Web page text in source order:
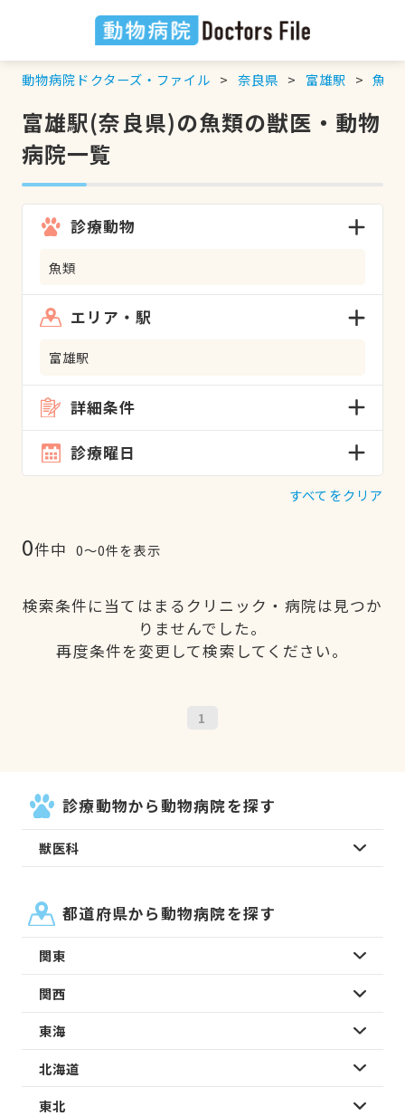
動物病院ドクターズ・ファイル 奈良県 富雄駅 魚類
富雄駅(奈良県)の魚類の獣医・動物
病院一覧
診療動物
魚類
エリア・駅
富雄駅
詳細条件
診療曜日
すべてをクリア
0件中 0〜0件を表示
検索条件に当てはまるクリニック・病院は見つか
りませんでした。
再度条件を変更して検索してください。
1
診療動物から動物病院を探す
獣医科
都道府県から動物病院を探す
関東
関西
東海
北海道
東北